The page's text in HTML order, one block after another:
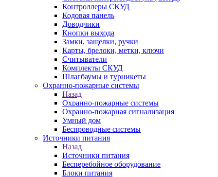
Контроллеры СКУД
Кодовая панель
Доводчики
Кнопки выхода
Замки, защелки, ручки
Карты, брелоки, метки, ключи
Считыватели
Комплекты СКУД
Шлагбаумы и турникеты
Охранно-пожарные системы
Назад
Охранно-пожарные системы
Охранно-пожарная сигнализация
Умный дом
Беспроводные системы
Источники питания
Назад
Источники питания
Бесперебойное оборудование
Блоки питания